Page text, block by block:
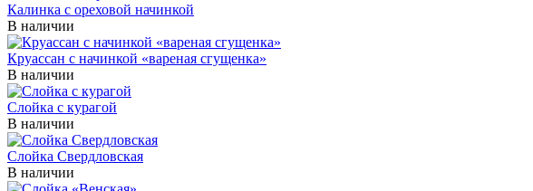
Калинка с ореховой начинкой
В наличии
Круассан с начинкой «вареная сгущенка»
В наличии
Слойка с курагой
В наличии
Слойка Свердловская
В наличии